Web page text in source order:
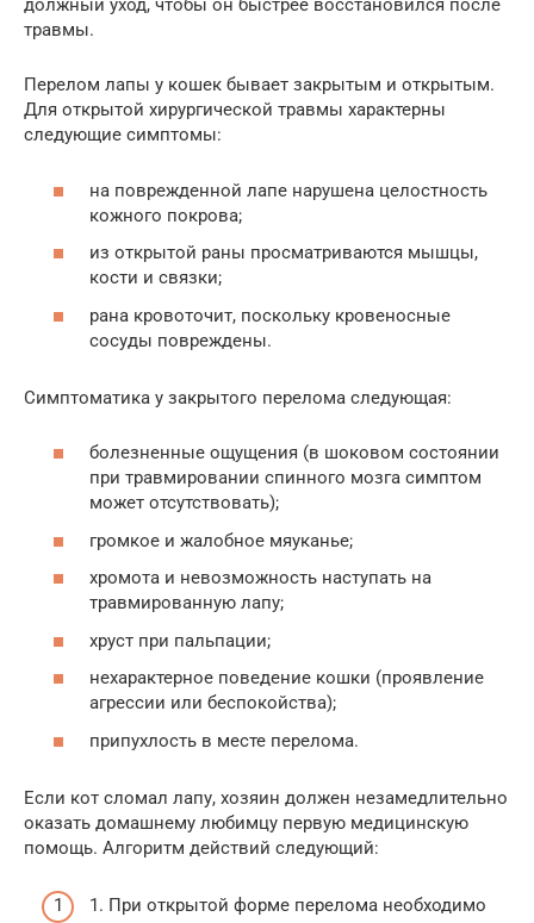
должный уход, чтобы он быстрее восстановился после
травмы.
Перелом лапы у кошек бывает закрытым и открытым.
Для открытой хирургической травмы характерны
следующие симптомы:
на поврежденной лапе нарушена целостность
кожного покрова;
из открытой раны просматриваются мышцы,
кости и связки;
рана кровоточит, поскольку кровеносные
сосуды повреждены.
Симптоматика у закрытого перелома следующая:
болезненные ощущения (в шоковом состоянии
при травмировании спинного мозга симптом
может отсутствовать);
громкое и жалобное мяуканье;
хромота и невозможность наступать на
травмированную лапу;
хруст при пальпации;
нехарактерное поведение кошки (проявление
агрессии или беспокойства);
припухлость в месте перелома.
Если кот сломал лапу, хозяин должен незамедлительно
оказать домашнему любимцу первую медицинскую
помощь. Алгоритм действий следующий:
1. При открытой форме перелома необходимо